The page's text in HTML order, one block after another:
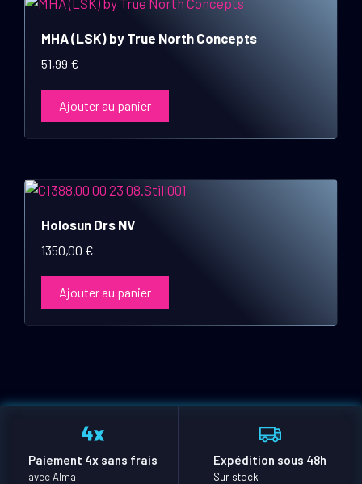
MHA (LSK) by True North Concepts
51,99 €
Ajouter au panier
Holosun Drs NV
1350,00 €
Ajouter au panier
Paiement 4x sans frais
avec Alma
Expédition sous 48h
Sur stock